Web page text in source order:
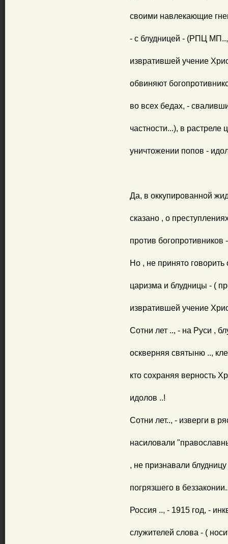
своими навлекающие
- с блудницей - (РПЦ
извратившей учение
обвиняют
во всех бедах, -
частности...), в растреле
уничтожении попов -
Да, в оккупированной
сказано , о
против
Но , не принято говорить
царизма и блудницы - (
извратившей учение
Сотни лет .., - на Руси ,
оскверняя святыню ..,
кто сохраняя верность
идолов ..!
Сотни лет.., - изверги в
насиловали
, не признавали
погрязшего в
Россия .., - 1915 год, -
служителей слова - (